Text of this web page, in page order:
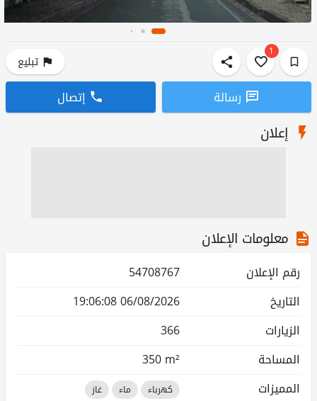
1
تبليع
رسالة إتصال
إعلان
معلومات الإعلان
رقم الإعلان
54708767
التاريخ
06/08/2026 19:06:08
الزيارات
366
المساحة
350 m²
المميزات
كهرباء ماء غاز